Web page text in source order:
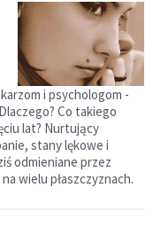
i psychologom -
Co takiego
lat? Nurtujący
stany lękowe i
odmieniane przez
wielu płaszczyznach.